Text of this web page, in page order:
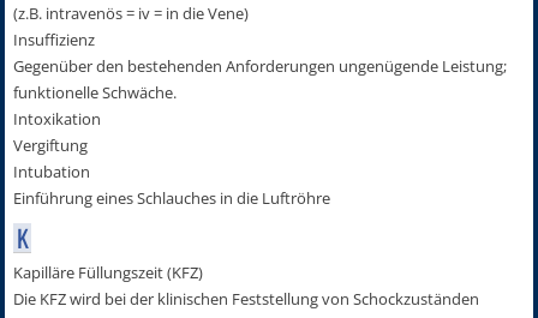
(z.B. intravenös = iv = in die Vene)
Insuffizienz
Gegenüber den bestehenden Anforderungen ungenügende Leistung;
funktionelle Schwäche.
Intoxikation
Vergiftung
Intubation
Einführung eines Schlauches in die Luftröhre
K
Kapilläre Füllungszeit (KFZ)
Die KFZ wird bei der klinischen Feststellung von Schockzuständen